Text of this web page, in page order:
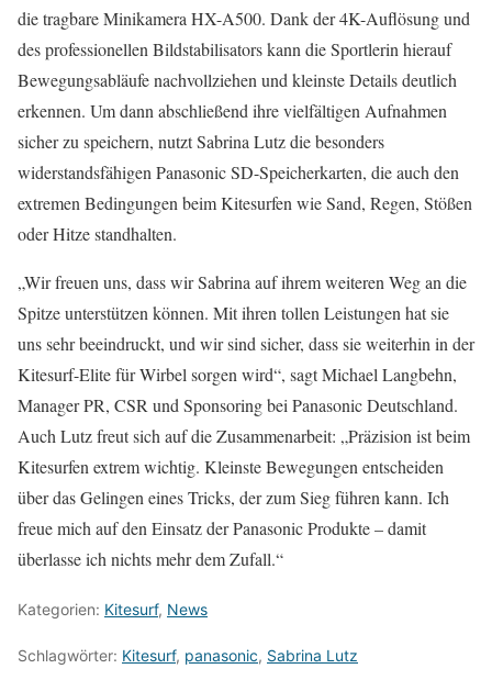
die tragbare Minikamera HX-A500. Dank der 4K-Auflösung und
des professionellen Bildstabilisators kann die Sportlerin hierauf
Bewegungsabläufe nachvollziehen und kleinste Details deutlich
erkennen. Um dann abschließend ihre vielfältigen Aufnahmen
sicher zu speichern, nutzt Sabrina Lutz die besonders
widerstandsfähigen Panasonic SD-Speicherkarten, die auch den
extremen Bedingungen beim Kitesurfen wie Sand, Regen, Stößen
oder Hitze standhalten.
„Wir freuen uns, dass wir Sabrina auf ihrem weiteren Weg an die
Spitze unterstützen können. Mit ihren tollen Leistungen hat sie
uns sehr beeindruckt, und wir sind sicher, dass sie weiterhin in der
Kitesurf-Elite für Wirbel sorgen wird“, sagt Michael Langbehn,
Manager PR, CSR und Sponsoring bei Panasonic Deutschland.
Auch Lutz freut sich auf die Zusammenarbeit: „Präzision ist beim
Kitesurfen extrem wichtig. Kleinste Bewegungen entscheiden
über das Gelingen eines Tricks, der zum Sieg führen kann. Ich
freue mich auf den Einsatz der Panasonic Produkte – damit
überlasse ich nichts mehr dem Zufall.“
Kategorien: Kitesurf, News
Schlagwörter: Kitesurf, panasonic, Sabrina Lutz